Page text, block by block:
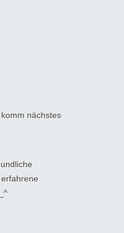
nächstes